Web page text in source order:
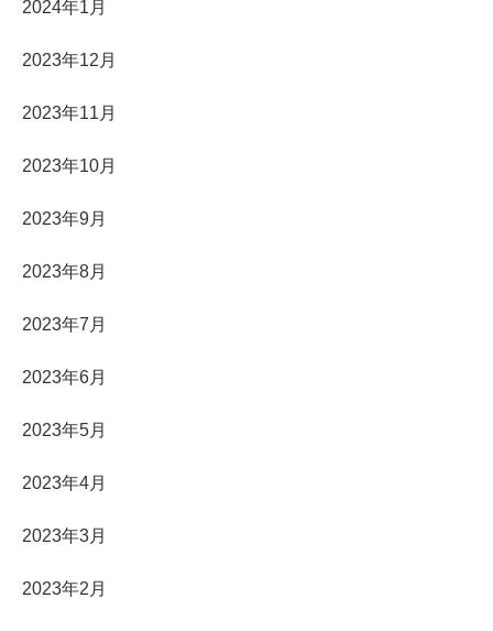
2024年1月
2023年12月
2023年11月
2023年10月
2023年9月
2023年8月
2023年7月
2023年6月
2023年5月
2023年4月
2023年3月
2023年2月